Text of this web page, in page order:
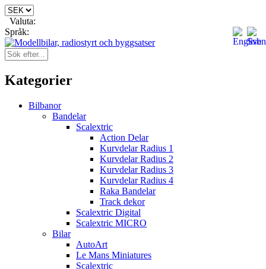
Valuta:
Språk:
Kategorier
Bilbanor
Bandelar
Scalextric
Action Delar
Kurvdelar Radius 1
Kurvdelar Radius 2
Kurvdelar Radius 3
Kurvdelar Radius 4
Raka Bandelar
Track dekor
Scalextric Digital
Scalextric MICRO
Bilar
AutoArt
Le Mans Miniatures
Scalextric